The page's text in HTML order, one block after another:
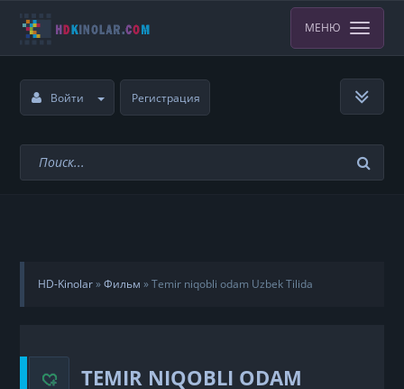
МЕНЮ
Войти Регистрация
HD-Kinolar»Фильм »Temir niqobli odam Uzbek Tilida
TEMIR NIQOBLI ODAM